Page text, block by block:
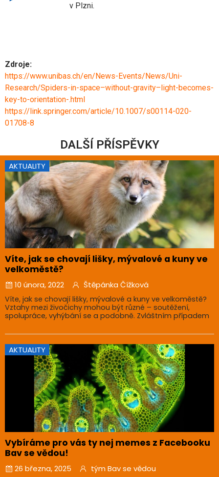
v Plzni.
Zdroje:
https://www.unibas.ch/en/News-Events/News/Uni-
Research/Spiders-in-space–without-gravity–light-becomes-
key-to-orientation-.html
https://link.springer.com/article/10.1007/s00114-020-
01708-8
DALŠÍ PŘÍSPĚVKY
AKTUALITY
Víte, jak se chovají lišky, mývalové a kuny ve
velkoměstě?
10 února, 2022 Štěpánka Čížková
Víte, jak se chovají lišky, mývalové a kuny ve velkoměstě?
Vztahy mezi živočichy mohou být různé – soutěžení,
spolupráce, vyhýbání se a podobně. Zvláštním případem
AKTUALITY
Vybíráme pro vás ty nej memes z Facebooku
Bav se vědou!
26 března, 2025 tým Bav se vědou